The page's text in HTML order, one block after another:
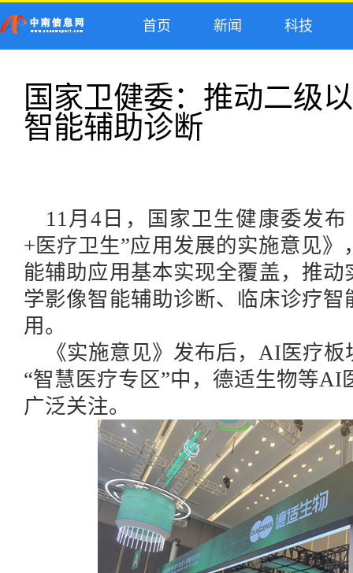
首页 新闻 科技
国家卫健委：推动二级
智能辅助诊断
11月4 日，国家卫生健康委发
+医疗卫生”应用发展的实施意见
能辅助应用基本实现全覆盖，推
学影像智能辅助诊断、临床诊疗
用 。
《实施意见》发布后， AI医疗板
“智慧医疗专区”中，德适生物等
广泛关注。